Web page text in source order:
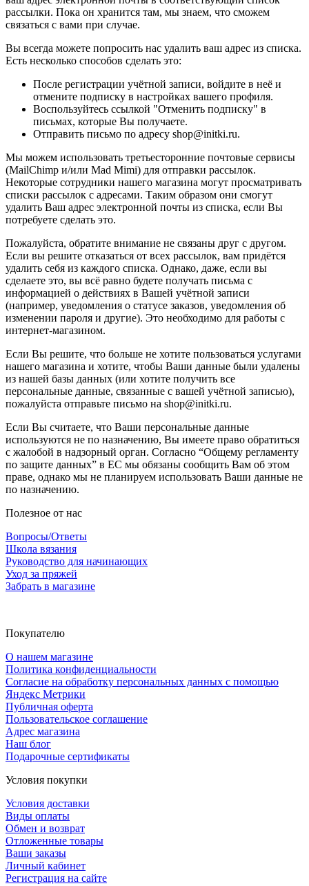
рассылки. Пока он хранится там, мы знаем, что сможем
связаться с вами при случае.
Вы всегда можете попросить нас удалить ваш адрес из списка.
Есть несколько способов сделать это:
После регистрации учётной записи, войдите в неё и
отмените подписку в настройках вашего профиля.
Воспользуйтесь ссылкой "Отменить подписку" в
письмах, которые Вы получаете.
Отправить письмо по адресу shop@initki.ru.
Мы можем использовать третьесторонние почтовые сервисы
(MailChimp и/или Mad Mimi) для отправки рассылок.
Некоторые сотрудники нашего магазина могут просматривать
списки рассылок с адресами. Таким образом они смогут
удалить Ваш адрес электронной почты из списка, если Вы
потребуете сделать это.
Пожалуйста, обратите внимание не связаны друг с другом.
Если вы решите отказаться от всех рассылок, вам придётся
удалить себя из каждого списка. Однако, даже, если вы
сделаете это, вы всё равно будете получать письма с
информацией о действиях в Вашей учётной записи
(например, уведомления о статусе заказов, уведомления об
изменении пароля и другие). Это необходимо для работы с
интернет-магазином.
Если Вы решите, что больше не хотите пользоваться услугами
нашего магазина и хотите, чтобы Ваши данные были удалены
из нашей базы данных (или хотите получить все
персональные данные, связанные с вашей учётной записью),
пожалуйста отправьте письмо на shop@initki.ru.
Если Вы считаете, что Ваши персональные данные
используются не по назначению, Вы имеете право обратиться
с жалобой в надзорный орган. Согласно “Общему регламенту
по защите данных” в ЕС мы обязаны сообщить Вам об этом
праве, однако мы не планируем использовать Ваши данные не
по назначению.
Полезное от нас
Вопросы/Ответы
Школа вязания
Руководство для начинающих
Уход за пряжей
Забрать в магазине
Покупателю
О нашем магазине
Политика конфиденциальности
Согласие на обработку персональных данных с помощью
Яндекс Метрики
Публичная оферта
Пользовательское соглашение
Адрес магазина
Наш блог
Подарочные сертификаты
Условия покупки
Условия доставки
Виды оплаты
Обмен и возврат
Отложенные товары
Ваши заказы
Личный кабинет
Регистрация на сайте